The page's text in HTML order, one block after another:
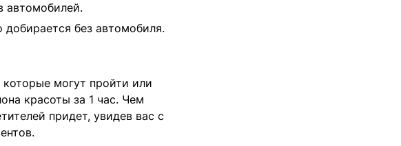
автомобилей.
без автомобиля.
могут пройти или
красоты за 1 час. Чем
придет, увидев вас с